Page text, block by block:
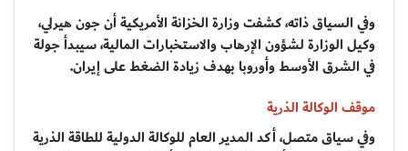
وفي السياق ذاته، كشفت وزارة الخزانة الأمريكية أن جون هيرلي،
وكيل الوزارة لشؤون الإرهاب والاستخبارات المالية، سيبدأ جولة
في الشرق الأوسط وأوروبا بهدف زيادة الضغط على إيران.
موقف الوكالة الذرية
وفي سياق متصل، أكد المدير العام للوكالة الدولية للطاقة الذرية